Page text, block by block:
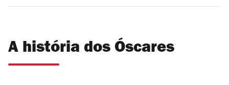
A história dos Óscares